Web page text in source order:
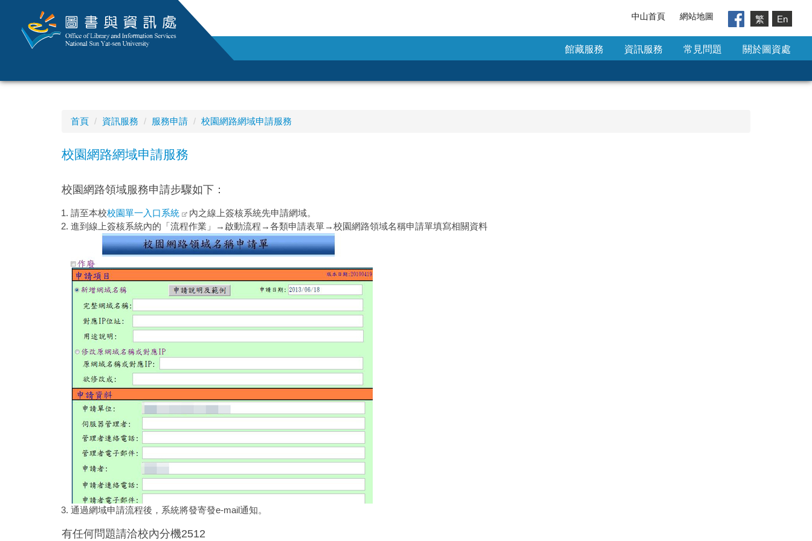
中山首頁 網站地圖 繁 En
館藏服務 資訊服務 常見問題 關於圖資處
首頁 資訊服務 服務申請 校園網路網域申請服務
校園網路網域申請服務
校園網路領域服務申請步驟如下：
請至本校校園單一入口系統
內之線上簽核系統先申請網域。
進到 線上簽核系統內的「流程作業」→啟動流程→各類申請表單→校園網路領域名稱申請單填寫相關資料
通過網域申請流程後，系統將發寄發e-mail通知。
有任何問題請洽校內分機2512